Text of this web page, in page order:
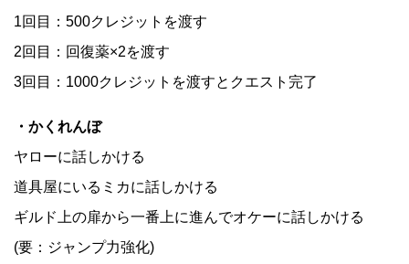
1回目：500クレジットを渡す
2回目：回復薬×2を渡す
3回目：1000クレジットを渡すとクエスト完了
・かくれんぼ
ヤローに話しかける
道具屋にいるミカに話しかける
ギルド上の扉から一番上に進んでオケーに話しかける
(要：ジャンプ力強化)